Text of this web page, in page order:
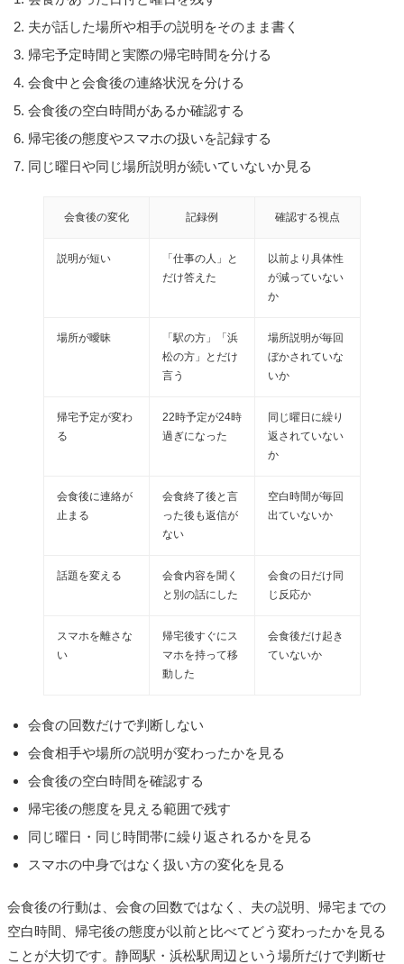
夫が話した場所や相手の説明をそのまま書く
帰宅予定時間と実際の帰宅時間を分ける
会食中と会食後の連絡状況を分ける
会食後の空白時間があるか確認する
帰宅後の態度やスマホの扱いを記録する
同じ曜日や同じ場所説明が続いていないか見る
会食後の変化 記録例 確認する視点
説明が短い
「仕事の人」と
だけ答えた
以前より具体性
が減っていない
か
場所が曖昧
「駅の方」「浜
松の方」とだけ
言う
場所説明が毎回
ぼかされていな
いか
帰宅予定が変わ
る
22時予定が24時
過ぎになった
同じ曜日に繰り
返されていない
か
会食後に連絡が
止まる
会食終了後と言
った後も返信が
ない
空白時間が毎回
出ていないか
話題を変える
会食内容を聞く
と別の話にした
会食の日だけ同
じ反応か
スマホを離さな
い
帰宅後すぐにス
マホを持って移
動した
会食後だけ起き
ていないか
会食の回数だけで判断しない
会食相手や場所の説明が変わったかを見る
会食後の空白時間を確認する
帰宅後の態度を見える範囲で残す
同じ曜日・同じ時間帯に繰り返されるかを見る
スマホの中身ではなく扱い方の変化を見る
会食後の行動は、会食の回数ではなく、夫の説明、帰宅までの
空白時間、帰宅後の態度が以前と比べてどう変わったかを見る
ことが大切です。静岡駅・浜松駅周辺という場所だけで判断せ